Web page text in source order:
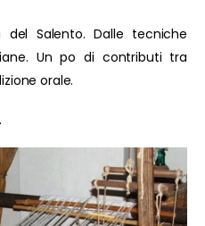
Salento. Dalle tecniche
Un po di contributi tra
orale.